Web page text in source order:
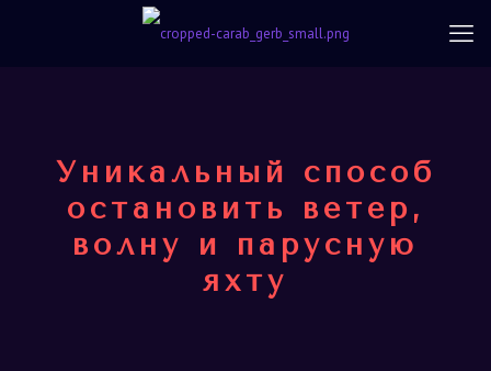
Уникальный способ
остановить ветер,
волну и парусную
яхту